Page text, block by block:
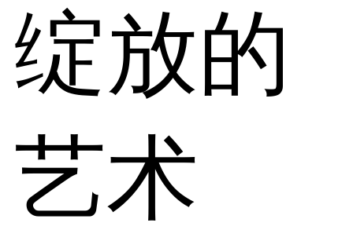
绽放的
艺术